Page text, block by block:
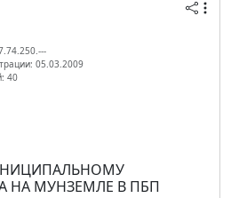
05.03.2009
40
МУНЗЕМЛЕ В ПБП